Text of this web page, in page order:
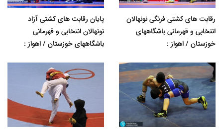
رقابت های کشتی فرنگی نونهالان
انتخابی و قهرمانی باشگاههای
خوزستان / اهواز :
پایان رقابت های کشتی آزاد
نونهالان انتخابی و قهرمانی
باشگاههای خوزستان / اهواز :